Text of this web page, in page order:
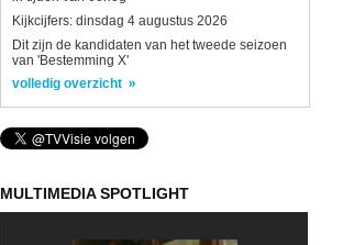
Kijkcijfers: dinsdag 4 augustus 2026
Dit zijn de kandidaten van het tweede seizoen
van 'Bestemming X'
volledig overzicht
MULTIMEDIA SPOTLIGHT